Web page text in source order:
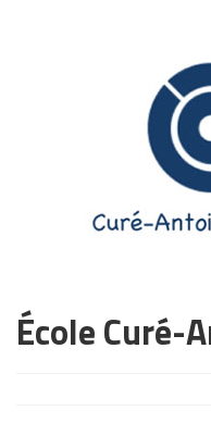
École Curé-